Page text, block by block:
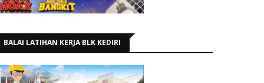
BALAI LATIHAN KERJA BLK KEDIRI